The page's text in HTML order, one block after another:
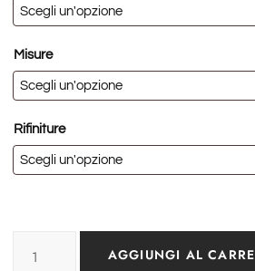
Misure
Rifiniture
AGGIUNGI AL